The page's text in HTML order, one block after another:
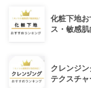
化粧下地
ス・敏感肌
クレンジ
テクスチャ